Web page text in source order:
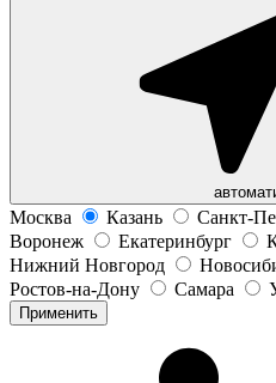
Москва Казань Санкт-
Воронеж
Екатеринбург
Нижний Новгород
Ростов-на-Дону
Самара
Применить